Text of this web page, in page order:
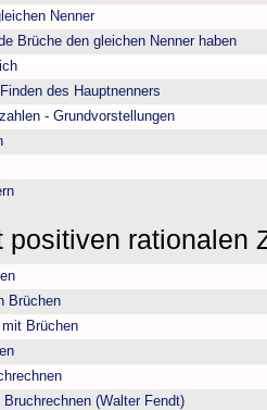
Nenner
Brüche den gleichen Nenner haben
des Hauptnenners
- Grundvorstellungen
positiven rationalen
Brüchen
mit Brüchen
Bruchrechnen (Walter Fendt)